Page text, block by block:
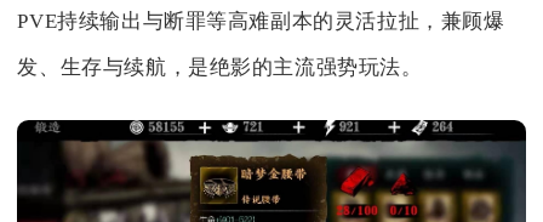
PVE持续输出与断罪等高难副本的灵活拉扯，兼顾爆
发、生存与续航，是绝影的主流强势玩法。